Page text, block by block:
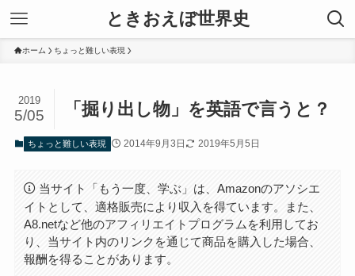
ときおえぼ世界史
ホーム ちょっと難しい表現
「掘り出し物」を英語で言うと？
2019
5/05
ちょっと難しい表現 2014年9月3日 2019年5月5日
当サイト「もう一度、学ぶ」は、Amazonのアソシエ
イトとして、適格販売により収入を得ています。また、
A8.netなど他のアフィリエイトプログラムを利用してお
り、当サイト内のリンクを通じて商品を購入した場合、
報酬を得ることがあります。